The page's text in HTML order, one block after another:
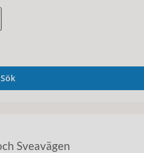
Sök
Sveavägen